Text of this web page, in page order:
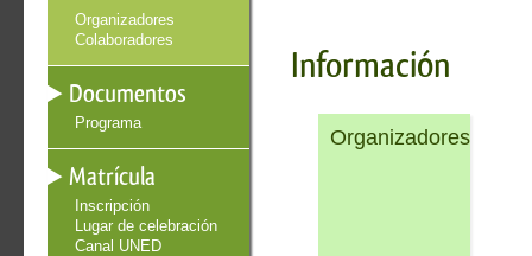
Organizadores
Colaboradores
Documentos
Programa
Matrícula
Inscripción
Lugar de celebración
Canal UNED
Información
Organizadores